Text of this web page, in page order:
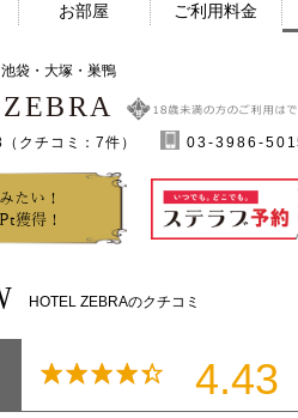
お部屋 ご利用料金
袋・大塚・巣鴨
（クチコミ：7件） 03-3986-
たい！
Pt獲得！
HOTEL ZEBRAのクチコミ
4.43